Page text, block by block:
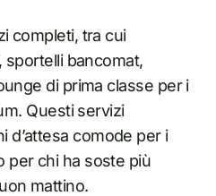
completi, tra cui
sportelli bancomat,
di prima classe per i
Questi servizi
d’attesa comode per i
per chi ha soste più
mattino.